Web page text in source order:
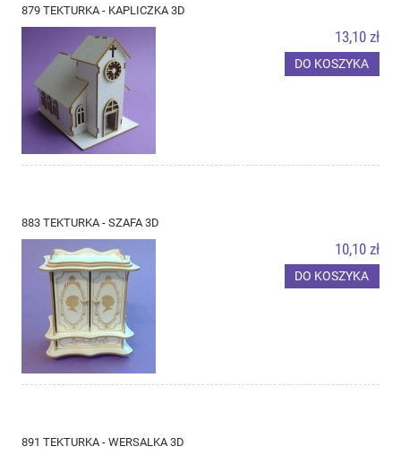
879 TEKTURKA - KAPLICZKA 3D
13,10 zł
DO KOSZYKA
883 TEKTURKA - SZAFA 3D
10,10 zł
DO KOSZYKA
891 TEKTURKA - WERSALKA 3D